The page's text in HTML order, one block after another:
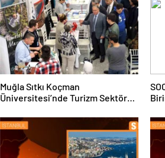
Muğla Sıtkı Koçman
Üniversitesi’nde Turizm Sektörü